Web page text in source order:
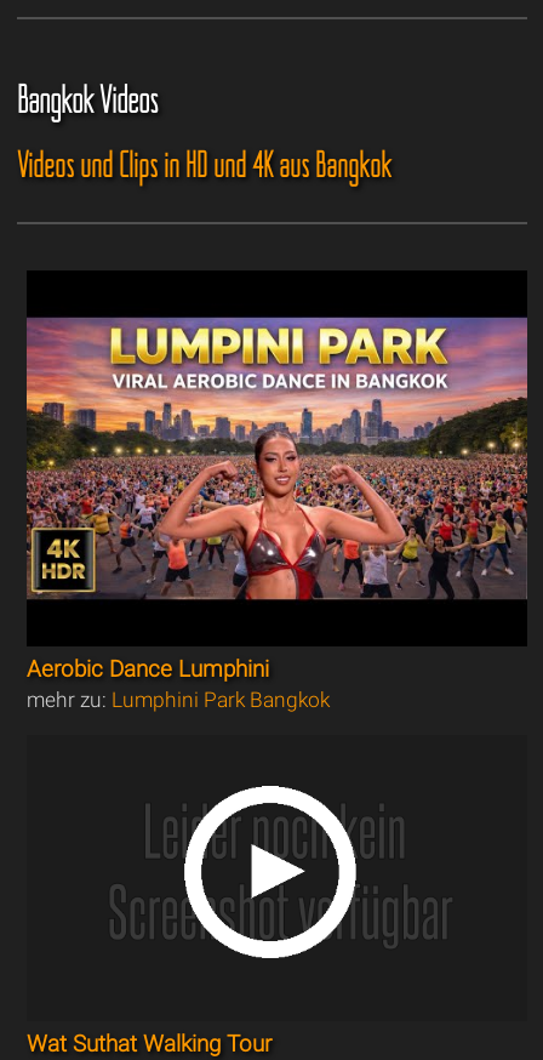
Bangkok Videos
Videos und Clips in HD und 4K aus Bangkok
Aerobic Dance Lumphini
mehr zu: Lumphini Park Bangkok
Wat Suthat Walking Tour